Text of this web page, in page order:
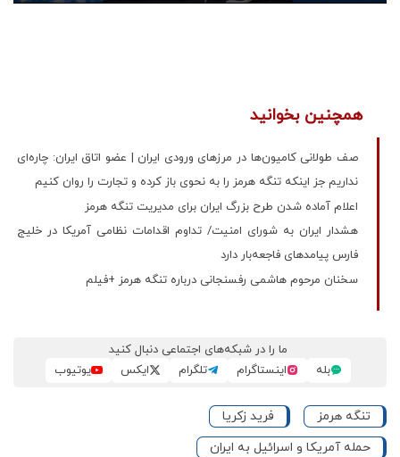
همچنین بخوانید
صف‌ طولانی کامیون‌ها در مرزهای ورودی ایران | عضو اتاق ایران: چاره‌ای
نداریم جز اینکه تنگه هرمز را به نحوی باز کرده و تجارت را روان کنیم
اعلام آماده شدن طرح بزرگ ایران برای مدیریت تنگه هرمز
هشدار ایران به شورای امنیت/ تداوم اقدامات نظامی آمریکا در خلیج
فارس پیامدهای فاجعه‌بار دارد
سخنان مرحوم هاشمی رفسنجانی درباره تنگه هرمز +فیلم
ما را در شبکه‌های اجتماعی دنبال کنید
بله
اینستاگرام تلگرام ایکس یوتیوب
تنگه هرمز
فرید زکریا
حمله آمریکا و اسرائیل به ایران